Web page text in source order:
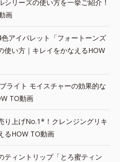
シリーズの使い方を一挙ご紹介！
画
アイパレット「フォートーンズ
使い方｜キレイをかなえるHOW
ライト モイスチャーの効果的な
TO動画
り上げNo.1*！クレンジングリキ
るHOW TO動画
ティントリップ「とろ蜜ティン